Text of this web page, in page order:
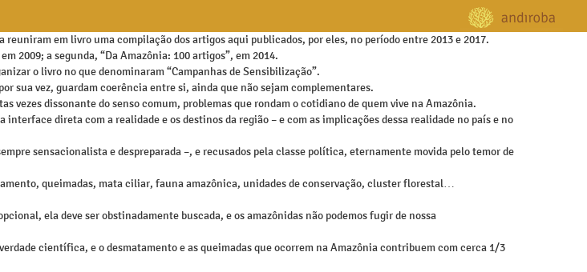
em livro uma compilação dos artigos aqui publicados, por eles, no período entre 2013 e 2017.
2009; a segunda, “Da Amazônia: 100 artigos”, em 2014.
o livro no que denominaram “Campanhas de Sensibilização”.
sua vez, guardam coerência entre si, ainda que não sejam complementares.
vezes dissonante do senso comum, problemas que rondam o cotidiano de quem vive na Amazônia.
direta com a realidade e os destinos da região – e com as implicações dessa realidade no país e no
sensacionalista e despreparada –, e recusados pela classe política, eternamente movida pelo temor de
queimadas, mata ciliar, fauna amazônica, unidades de conservação, cluster florestal…
ela deve ser obstinadamente buscada, e os amazônidas não podemos fugir de nossa
científica, e o desmatamento e as queimadas que ocorrem na Amazônia contribuem com cerca 1/3